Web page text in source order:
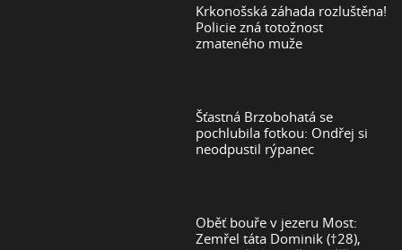
Krkonošská záhada rozluštěna!
Policie zná totožnost
zmateného muže
Šťastná Brzobohatá se
pochlubila fotkou: Ondřej si
neodpustil rýpanec
Oběť bouře v jezeru Most:
Zemřel táta Dominik (†28),